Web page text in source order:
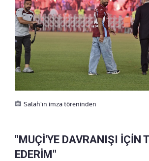
Salah'ın imza töreninden
"MUÇİ'YE DAVRANIŞI İÇİN
EDERİM"